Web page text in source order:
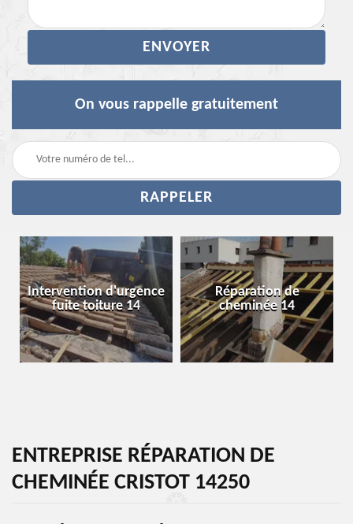
On vous rappelle gratuitement
Intervention d'urgence
fuite toiture 14
Réparation de
cheminée 14
ENTREPRISE RÉPARATION DE
CHEMINÉE CRISTOT 14250